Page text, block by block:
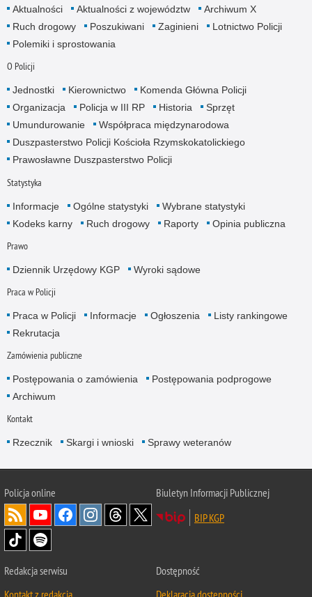
Aktualności Aktualności z województw
Archiwum X
Ruch drogowy
Poszukiwani Zaginieni
Lotnictwo Policji
Polemiki i sprostowania
O Policji
Jednostki Kierownictwo
Komenda Główna Policji
Organizacja
Policja w III RP Historia
Sprzęt
Umundurowanie
Współpraca międzynarodowa
Duszpasterstwo Policji Kościoła Rzymskokatolickiego
Prawosławne Duszpasterstwo Policji
Statystyka
Informacje Ogólne statystyki
Wybrane statystyki
Kodeks karny
Ruch drogowy Raporty Opinia publiczna
Prawo
Dziennik Urzędowy KGP Wyroki sądowe
Praca w Policji
Praca w Policji Informacje Ogłoszenia
Listy rankingowe
Rekrutacja
Zamówienia publiczne
Postępowania o zamówienia
Postępowania podprogowe
Archiwum
Kontakt
Rzecznik Skargi i wnioski Sprawy weteranów
Policjaonline
Biuletyn Informacji Publicznej
BIP KGP
Redakcja serwisu
Dostępność